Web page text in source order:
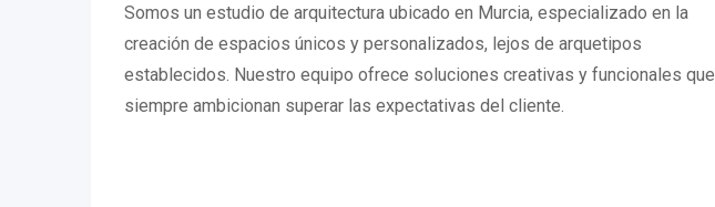
Somos un estudio de arquitectura ubicado en Murcia, especializado en la
creación de espacios únicos y personalizados, lejos de arquetipos
establecidos. Nuestro equipo ofrece soluciones creativas y funcionales que
siempre ambicionan superar las expectativas del cliente.